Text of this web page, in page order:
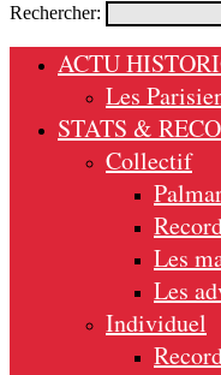
Rechercher:
ACTU
Les
STATS &
Collectif
Les
Les
Individuel